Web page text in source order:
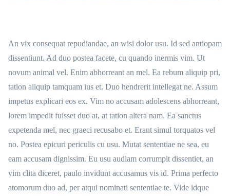
An vix consequat repudiandae, an wisi dolor usu. Id sed antiopam
dissentiunt. Ad duo postea facete, cu quando inermis vim. Ut
novum animal vel. Enim abhorreant an mel. Ea rebum aliquip pri,
tation aliquip tamquam ius et. Duo hendrerit intellegat ne. Assum
impetus explicari eos ex. Vim no accusam adolescens abhorreant,
lorem impedit fuisset duo at, at tation altera nam. Ea sanctus
expetenda mel, nec graeci recusabo et. Erant simul torquatos vel
no. Postea epicuri periculis cu usu. Mutat sententiae ne sea, eu
eam accusam dignissim. Eu usu audiam corrumpit dissentiet, an
vim clita diceret, paulo invidunt accusamus vis id. Prima perfecto
atomorum duo ad, per atqui nominati sententiae te. Vide idque